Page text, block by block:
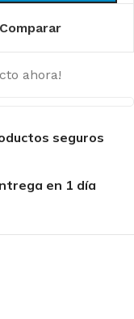
Comparar
ahora!
seguros
en 1 día